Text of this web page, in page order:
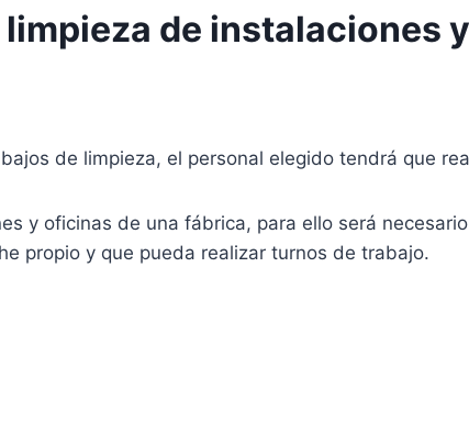
de instalaciones
de limpieza, el personal elegido tendrá que
y oficinas de una fábrica, para ello será
propio y que pueda realizar turnos de trabajo.